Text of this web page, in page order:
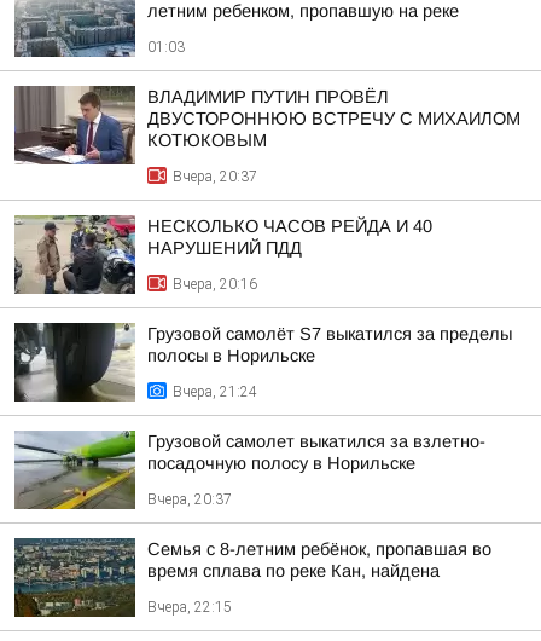
летним ребенком, пропавшую на реке
01:03
ВЛАДИМИР ПУТИН ПРОВЁЛ
ДВУСТОРОННЮЮ ВСТРЕЧУ С МИХАИЛОМ
КОТЮКОВЫМ
Вчера, 20:37
НЕСКОЛЬКО ЧАСОВ РЕЙДА И 40
НАРУШЕНИЙ ПДД
Вчера, 20:16
Грузовой самолёт S7 выкатился за пределы
полосы в Норильске
Вчера, 21:24
Грузовой самолет выкатился за взлетно-
посадочную полосу в Норильске
Вчера, 20:37
Семья с 8-летним ребёнок, пропавшая во
время сплава по реке Кан, найдена
Вчера, 22:15